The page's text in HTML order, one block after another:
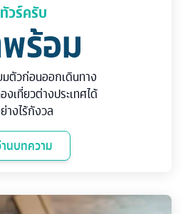
ทัวร์ครับ
ร้อม
มตัวก่อนออกเดินทาง
งเที่ยวต่างประเทศได้
างไร้กังวล
นบทความ